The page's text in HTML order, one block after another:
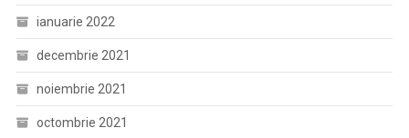
ianuarie 2022
decembrie 2021
noiembrie 2021
octombrie 2021